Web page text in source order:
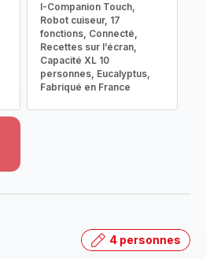
I-Companion Touch,
Robot cuiseur, 17
fonctions, Connecté,
Recettes sur l’écran,
Capacité XL 10
personnes, Eucalyptus,
Fabriqué en France
4 personnes